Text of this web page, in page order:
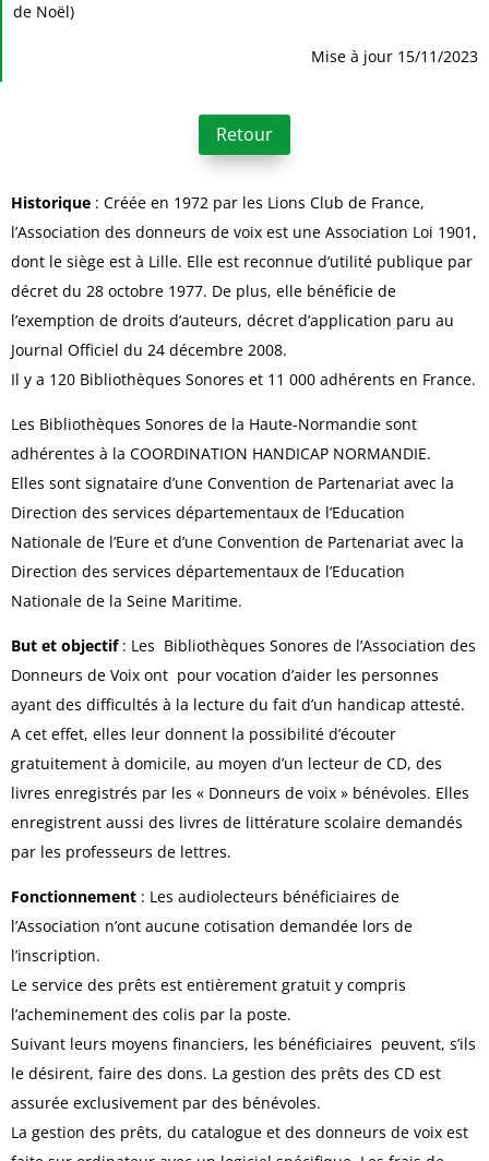
de Noël)
Mise à jour 15/11/2023
Retour
Historique : Créée en 1972 par les Lions Club de France,
l’Association des donneurs de voix est une Association Loi 1901,
dont le siège est à Lille. Elle est reconnue d’utilité publique par
décret du 28 octobre 1977. De plus, elle bénéficie de
l’exemption de droits d’auteurs, décret d’application paru au
Journal Officiel du 24 décembre 2008.
Il y a 120 Bibliothèques Sonores et 11 000 adhérents en France.
Les Bibliothèques Sonores de la Haute-Normandie sont
adhérentes à la COORDINATION HANDICAP NORMANDIE.
Elles sont signataire d’une Convention de Partenariat avec la
Direction des services départementaux de l’Education
Nationale de l’Eure et d’une Convention de Partenariat avec la
Direction des services départementaux de l’Education
Nationale de la Seine Maritime.
But et objectif: Les Bibliothèques Sonores de l’Association des
Donneurs de Voix ont pour vocation d’aider les personnes
ayant des difficultés à la lecture du fait d’un handicap attesté.
A cet effet, elles leur donnent la possibilité d’écouter
gratuitement à domicile, au moyen d’un lecteur de CD, des
livres enregistrés par les « Donneurs de voix » bénévoles. Elles
enregistrent aussi des livres de littérature scolaire demandés
par les professeurs de lettres.
Fonctionnement : Les audiolecteurs bénéficiaires de
l’Association n’ont aucune cotisation demandée lors de
l’inscription.
Le service des prêts est entièrement gratuit y compris
l’acheminement des colis par la poste.
Suivant leurs moyens financiers, les bénéficiaires peuvent, s’ils
le désirent, faire des dons. La gestion des prêts des CD est
assurée exclusivement par des bénévoles.
La gestion des prêts, du catalogue et des donneurs de voix est